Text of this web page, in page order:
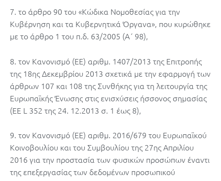
7. το άρθρο 90 του «Κώδικα Νομοθεσίας για την
Κυβέρνηση και τα Κυβερνητικά Όργανα», που κυρώθηκε
με το άρθρο 1 του π.δ. 63/2005 (Α΄ 98),
8. τον Κανονισμό (ΕΕ) αριθμ. 1407/2013 της Επιτροπής
της 18ης Δεκεμβρίου 2013 σχετικά με την εφαρμογή των
άρθρων 107 και 108 της Συνθήκης για τη λειτουργία της
Ευρωπαϊκής Ένωσης στις ενισχύσεις ήσσονος σημασίας
(ΕΕ L 352 της 24. 12.2013 σ. 1 έως 8),
9. τον Κανονισμό (ΕΕ) αριθμ. 2016/679 του Ευρωπαϊκού
Κοινοβουλίου και του Συμβουλίου της 27ης Απριλίου
2016 για την προστασία των φυσικών προσώπων έναντι
της επεξεργασίας των δεδομένων προσωπικού